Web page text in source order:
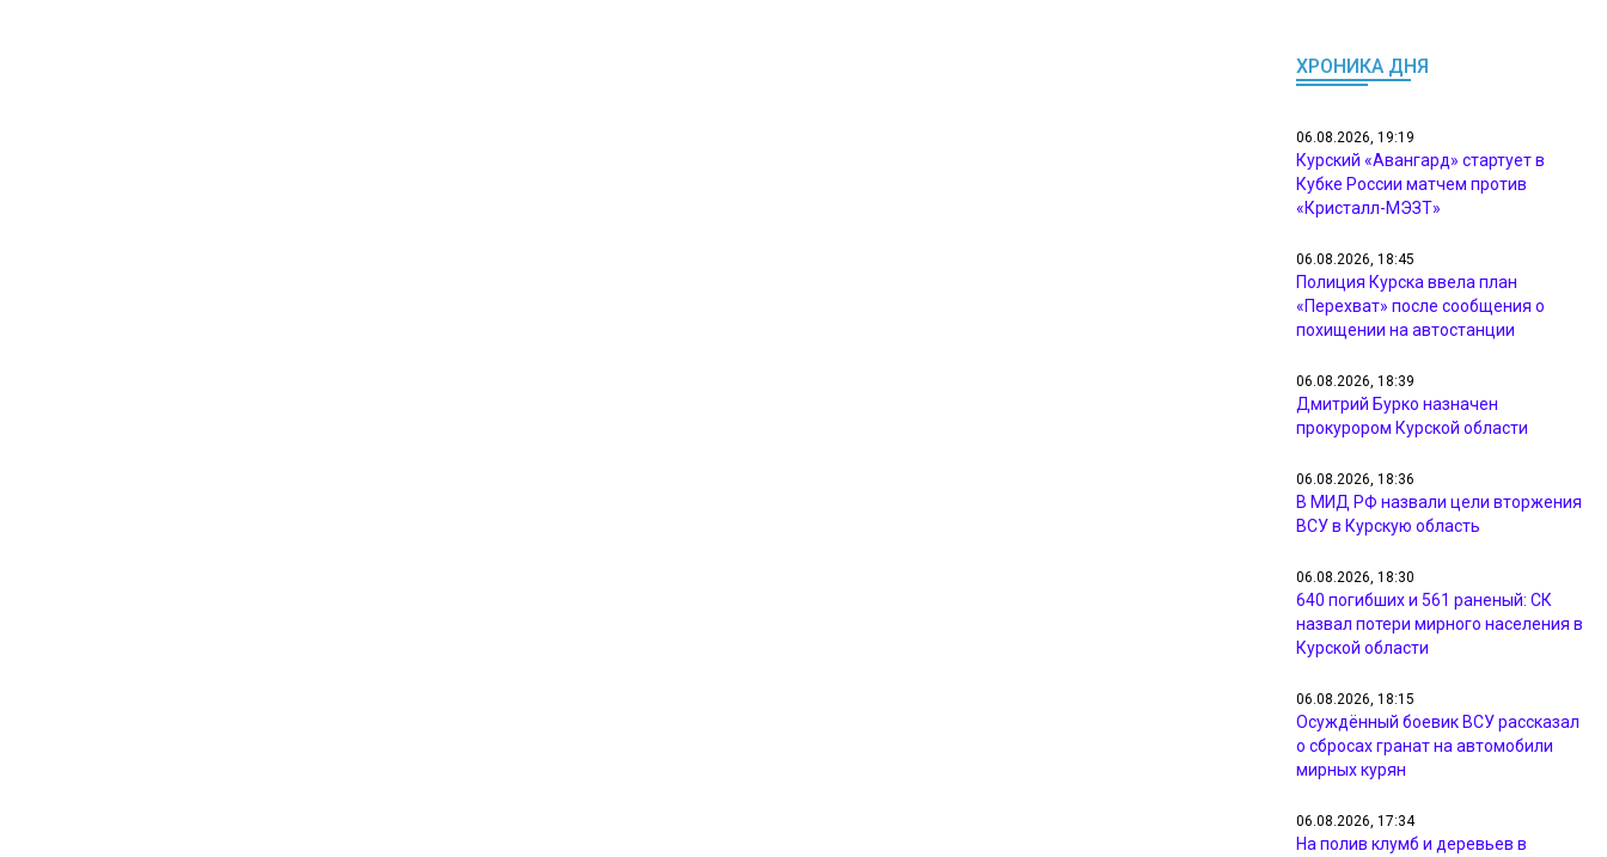
ХРОНИКА ДНЯ
06.08.2026, 19:19
Курский «Авангард» стартует в
Кубке России матчем против
«Кристалл-МЭЗТ»
06.08.2026, 18:45
Полиция Курска ввела план
«Перехват» после сообщения о
похищении на автостанции
06.08.2026, 18:39
Дмитрий Бурко назначен
прокурором Курской области
06.08.2026, 18:36
В МИД РФ назвали цели вторжения
ВСУ в Курскую область
06.08.2026, 18:30
640 погибших и 561 раненый: СК
назвал потери мирного населения в
Курской области
06.08.2026, 18:15
Осуждённый боевик ВСУ рассказал
о сбросах гранат на автомобили
мирных курян
06.08.2026, 17:34
На полив клумб и деревьев в